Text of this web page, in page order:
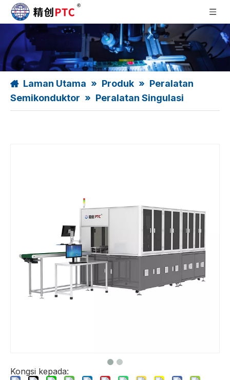
Laman Utama » Produk » Peralatan
Semikonduktor » Peralatan Singulasi
Kongsi kepada: